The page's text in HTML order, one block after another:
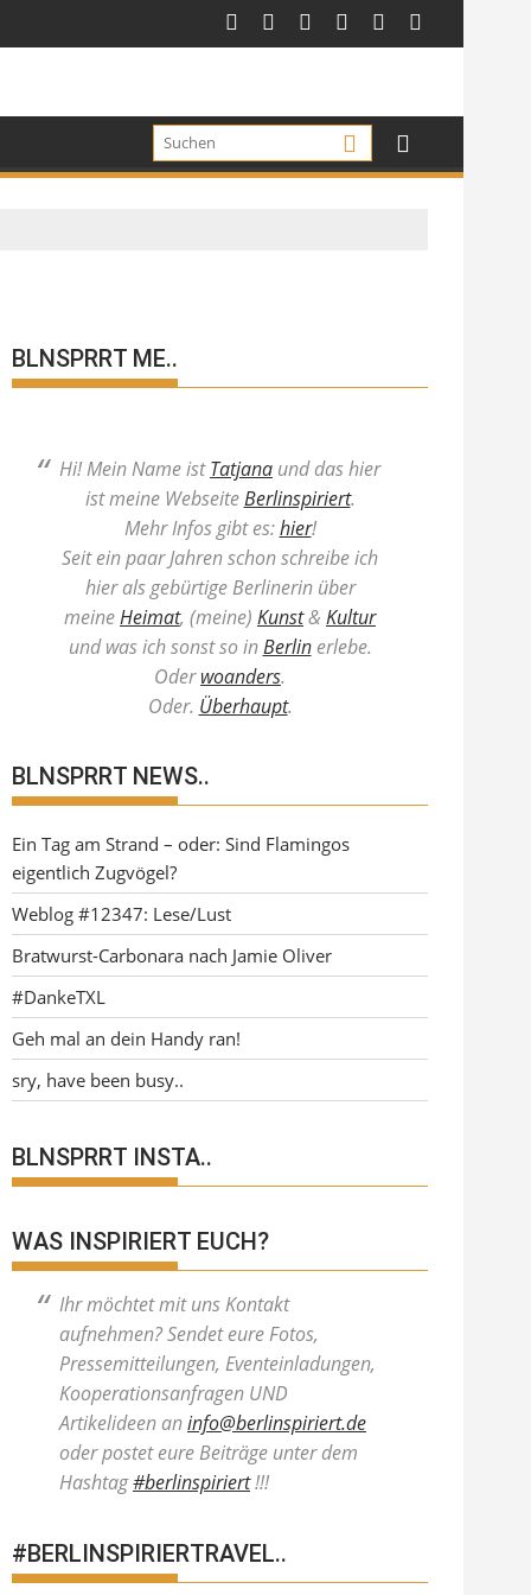
BLNSPRRT ME..
Hi! Mein Name istTatjana und das hier
ist meine WebseiteBerlinspiriert.
Mehr Infos gibt es:hier!
Seit ein paar Jahren schon schreibe ich
hier als gebürtige Berlinerin über
meineHeimat, (meine) Kunst& Kultur
und was ich sonst so inBerlinerlebe.
Oderwoanders.
Oder. Überhaupt.
BLNSPRRT NEWS..
Ein Tag am Strand – oder: Sind Flamingos
eigentlich Zugvögel?
Weblog #12347: Lese/Lust
Bratwurst-Carbonara nach Jamie Oliver
#DankeTXL
Geh mal an dein Handy ran!
sry, have been busy..
BLNSPRRT INSTA..
WAS INSPIRIERT EUCH?
Ihr möchtet mit uns Kontakt
aufnehmen? Sendet eure Fotos,
Pressemitteilungen, Eventeinladungen,
Kooperationsanfragen UND
Artikelideen aninfo@berlinspiriert.de
oder postet eure Beiträge unter dem
Hashtag#berlinspiriert!!!
#BERLINSPIRIERTRAVEL..